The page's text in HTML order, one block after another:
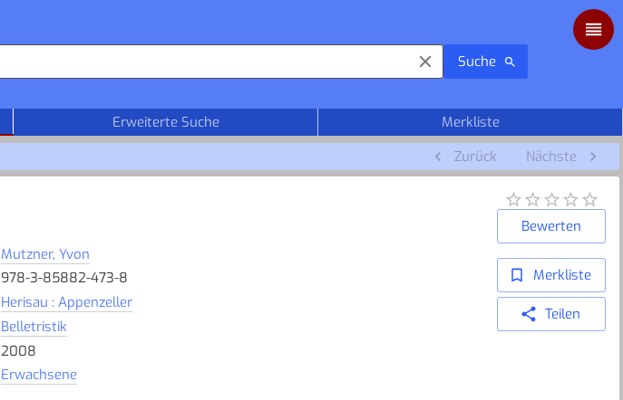
Suche
Erweiterte Suche
Merkliste
Zurück Nächste
Mutzner, Yvon
978-3-85882-473-8
Herisau : Appenzeller
Belletristik
2008
Erwachsene
Bewerten
Merkliste
Teilen